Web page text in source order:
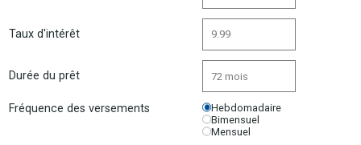
Taux d'intérêt
Durée du prêt
Fréquence des versements
Hebdomadaire
Bimensuel
Mensuel